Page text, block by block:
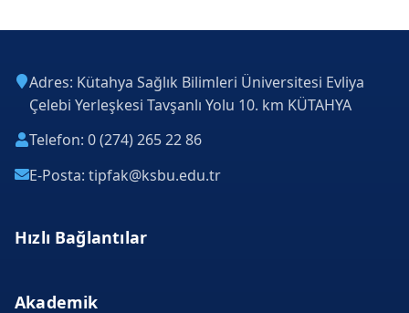
Adres: Kütahya Sağlık Bilimleri Üniversitesi Evliya
Çelebi Yerleşkesi Tavşanlı Yolu 10. km KÜTAHYA
Telefon: 0 (274) 265 22 86
E-Posta: tipfak@ksbu.edu.tr
Hızlı Bağlantılar
Akademik